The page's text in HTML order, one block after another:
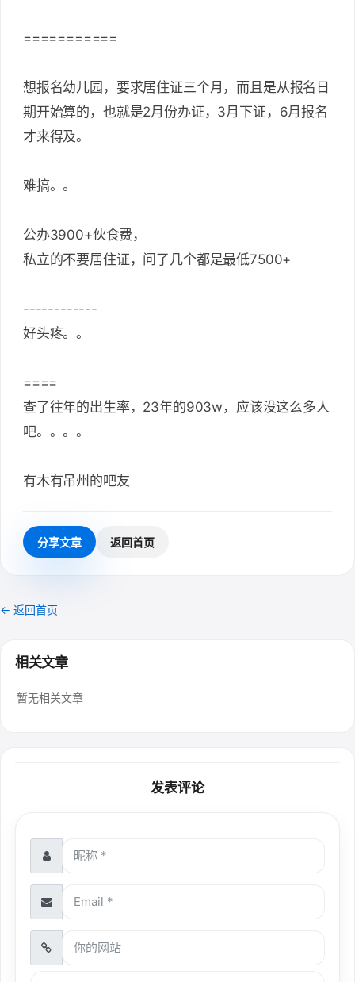
===========
想报名幼儿园，要求居住证三个月，而且是从报名日
期开始算的，也就是2月份办证，3月下证，6月报名
才来得及。
难搞。。
公办3900+伙食费，
私立的不要居住证，问了几个都是最低7500+
------------
好头疼。。
====
查了往年的出生率，23年的903w，应该没这么多人
吧。。。。
有木有吊州的吧友
分享文章 返回首页
← 返回首页
相关文章
暂无相关文章
发表评论